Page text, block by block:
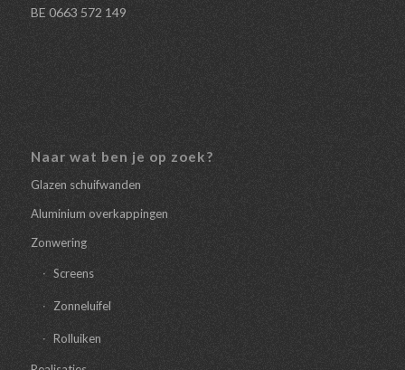
BE 0663 572 149
Naar wat ben je op zoek?
Glazen schuifwanden
Aluminium overkappingen
Zonwering
Screens
Zonneluifel
Rolluiken